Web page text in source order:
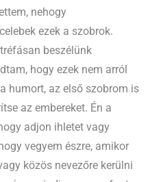
nehogy
ezek a szobrok.
beszélünk
hogy ezek nem arról
humort, az első szobrom is
az embereket. Én a
adjon ihletet vagy
vegyem észre, amikor
közös nevezőre kerülni